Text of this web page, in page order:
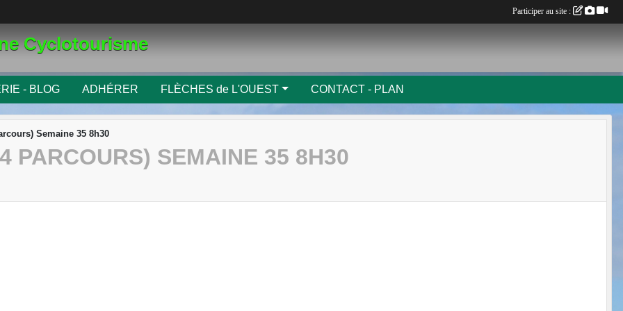
Cyclotourisme
- BLOG ADHÉRER FLÈCHES de L'OUEST CONTACT - PLAN
Semaine 35 8h30
PARCOURS) SEMAINE 35 8H30
Participer au site :